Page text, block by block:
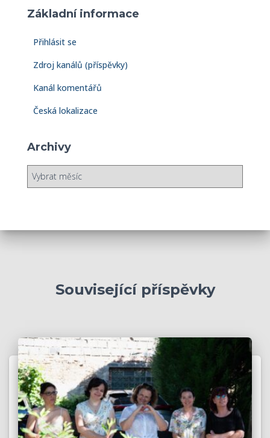
Základní informace
Přihlásit se
Zdroj kanálů (příspěvky)
Kanál komentářů
Česká lokalizace
Archivy
A
v
Související příspěvky